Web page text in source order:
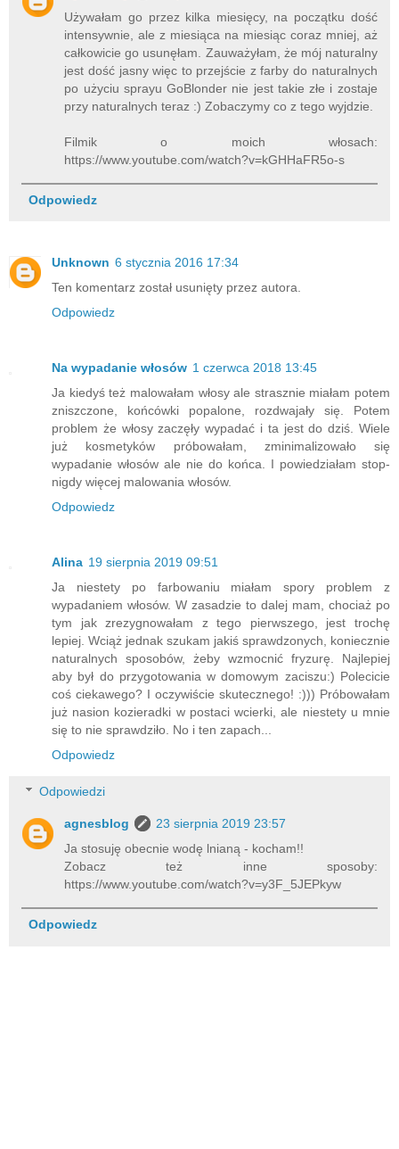
Używałam go przez kilka miesięcy, na początku dość
intensywnie, ale z miesiąca na miesiąc coraz mniej, aż
całkowicie go usunęłam. Zauważyłam, że mój naturalny
jest dość jasny więc to przejście z farby do naturalnych
po użyciu sprayu GoBlonder nie jest takie złe i zostaje
przy naturalnych teraz :) Zobaczymy co z tego wyjdzie.
Filmik o moich włosach:
https://www.youtube.com/watch?v=kGHHaFR5o-s
Odpowiedz
Unknown 6 stycznia 2016 17:34
Ten komentarz został usunięty przez autora.
Odpowiedz
Na wypadanie włosów 1 czerwca 2018 13:45
Ja kiedyś też malowałam włosy ale strasznie miałam potem
zniszczone, końcówki popalone, rozdwajały się. Potem
problem że włosy zaczęły wypadać i ta jest do dziś. Wiele
już kosmetyków próbowałam, zminimalizowało się
wypadanie włosów ale nie do końca. I powiedziałam stop-
nigdy więcej malowania włosów.
Odpowiedz
Alina 19 sierpnia 2019 09:51
Ja niestety po farbowaniu miałam spory problem z
wypadaniem włosów. W zasadzie to dalej mam, chociaż po
tym jak zrezygnowałam z tego pierwszego, jest trochę
lepiej. Wciąż jednak szukam jakiś sprawdzonych, koniecznie
naturalnych sposobów, żeby wzmocnić fryzurę. Najlepiej
aby był do przygotowania w domowym zaciszu:) Polecicie
coś ciekawego? I oczywiście skutecznego! :))) Próbowałam
już nasion kozieradki w postaci wcierki, ale niestety u mnie
się to nie sprawdziło. No i ten zapach...
Odpowiedz
Odpowiedzi
agnesblog
23 sierpnia 2019 23:57
Ja stosuję obecnie wodę lnianą - kocham!!
Zobacz też inne sposoby:
https://www.youtube.com/watch?v=y3F_5JEPkyw
Odpowiedz